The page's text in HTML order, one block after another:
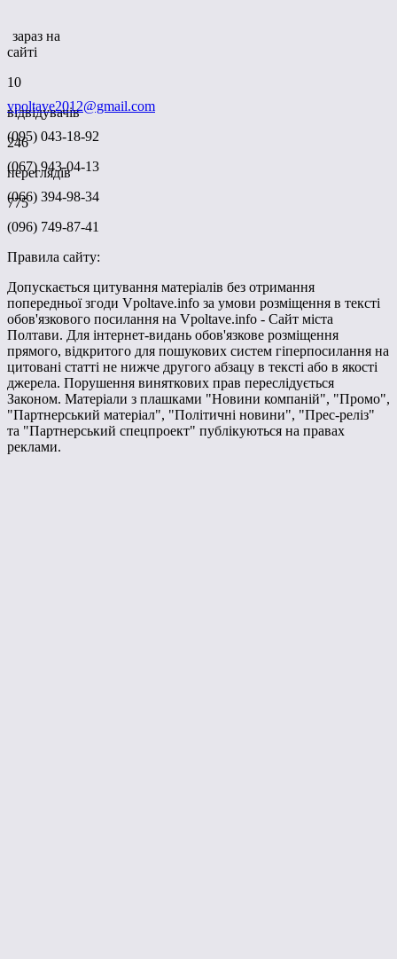
зараз на
сайті
10
відвідувачів
246
переглядів
775
vpoltave2012@gmail.com
(095) 043-18-92
(067) 943-04-13
(066) 394-98-34
(096) 749-87-41
Правила сайту:
Допускається цитування матеріалів без отримання
попередньої згоди Vpoltave.info за умови розміщення в тексті
обов'язкового посилання на Vpoltave.info - Сайт міста
Полтави. Для інтернет-видань обов'язкове розміщення
прямого, відкритого для пошукових систем гіперпосилання на
цитовані статті не нижче другого абзацу в тексті або в якості
джерела. Порушення виняткових прав переслідується
Законом. Матеріали з плашками "Новини компаній", "Промо",
"Партнерський матеріал", "Політичні новини", "Прес-реліз"
та "Партнерський спецпроект" публікуються на правах
реклами.